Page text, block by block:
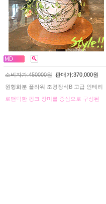
소비자가:450000원 판매가:370,000원
원형화분 플라워 조경장식B 고급 인테리
로맨틱한 핑크 장미를 중심으로 구성된